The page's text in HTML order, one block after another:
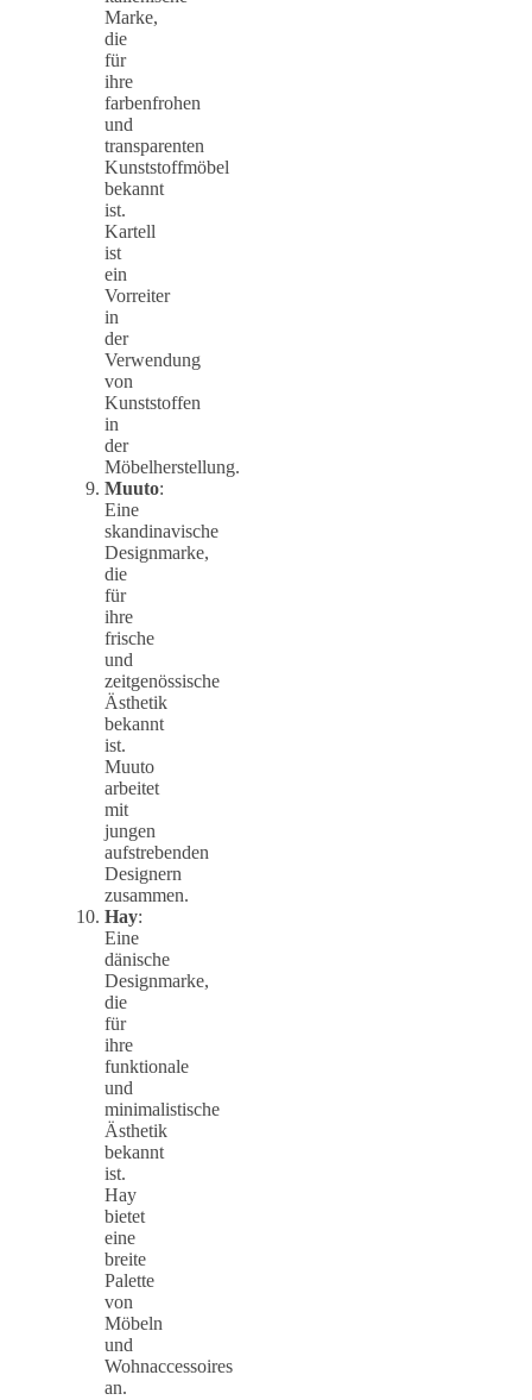
Marke,
die
für
ihre
farbenfrohen
und
transparenten
Kunststoffmöbel
bekannt
ist.
Kartell
ist
ein
Vorreiter
in
der
Verwendung
von
Kunststoffen
in
der
Möbelherstellung.
Muuto:
Eine
skandinavische
Designmarke,
die
für
ihre
frische
und
zeitgenössische
Ästhetik
bekannt
ist.
Muuto
arbeitet
mit
jungen
aufstrebenden
Designern
zusammen.
Hay:
Eine
dänische
Designmarke,
die
für
ihre
funktionale
und
minimalistische
Ästhetik
bekannt
ist.
Hay
bietet
eine
breite
Palette
von
Möbeln
und
Wohnaccessoires
an.